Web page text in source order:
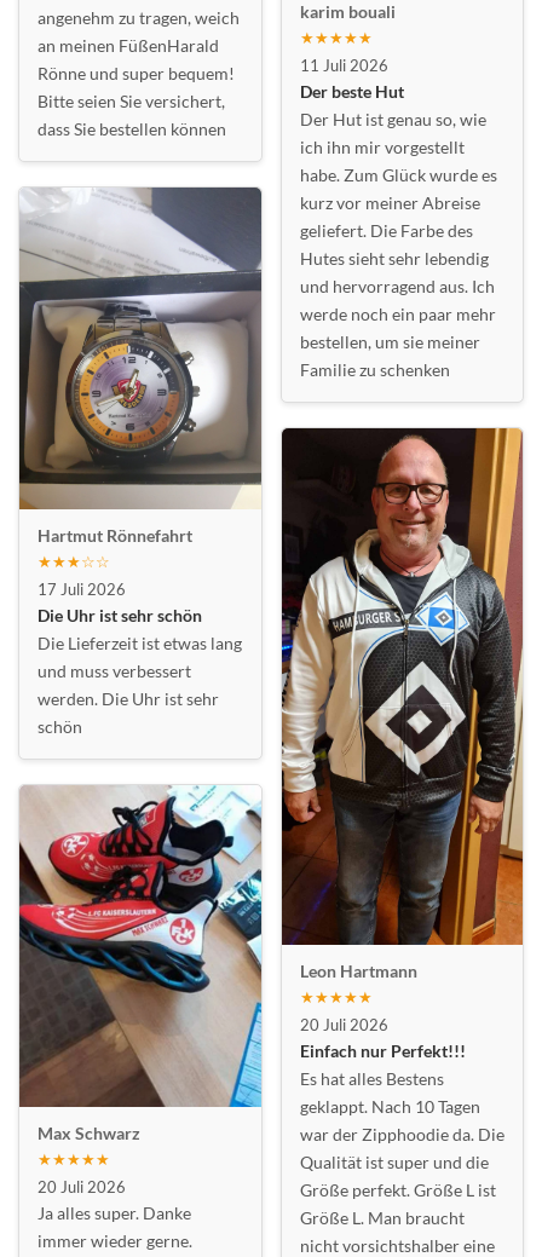
angenehm zu tragen, weich
an meinen FüßenHarald
Rönne und super bequem!
Bitte seien Sie versichert,
dass Sie bestellen können
Hartmut Rönnefahrt
★★★☆☆
17 Juli 2026
Die Uhr ist sehr schön
Die Lieferzeit ist etwas lang
und muss verbessert
werden. Die Uhr ist sehr
schön
Max Schwarz
★★★★★
20 Juli 2026
Ja alles super. Danke
immer wieder gerne.
karim bouali
★★★★★
11 Juli 2026
Der beste Hut
Der Hut ist genau so, wie
ich ihn mir vorgestellt
habe. Zum Glück wurde es
kurz vor meiner Abreise
geliefert. Die Farbe des
Hutes sieht sehr lebendig
und hervorragend aus. Ich
werde noch ein paar mehr
bestellen, um sie meiner
Familie zu schenken
Leon Hartmann
★★★★★
20 Juli 2026
Einfach nur Perfekt!!!
Es hat alles Bestens
geklappt. Nach 10 Tagen
war der Zipphoodie da. Die
Qualität ist super und die
Größe perfekt. Größe L ist
Größe L. Man braucht
nicht vorsichtshalber eine